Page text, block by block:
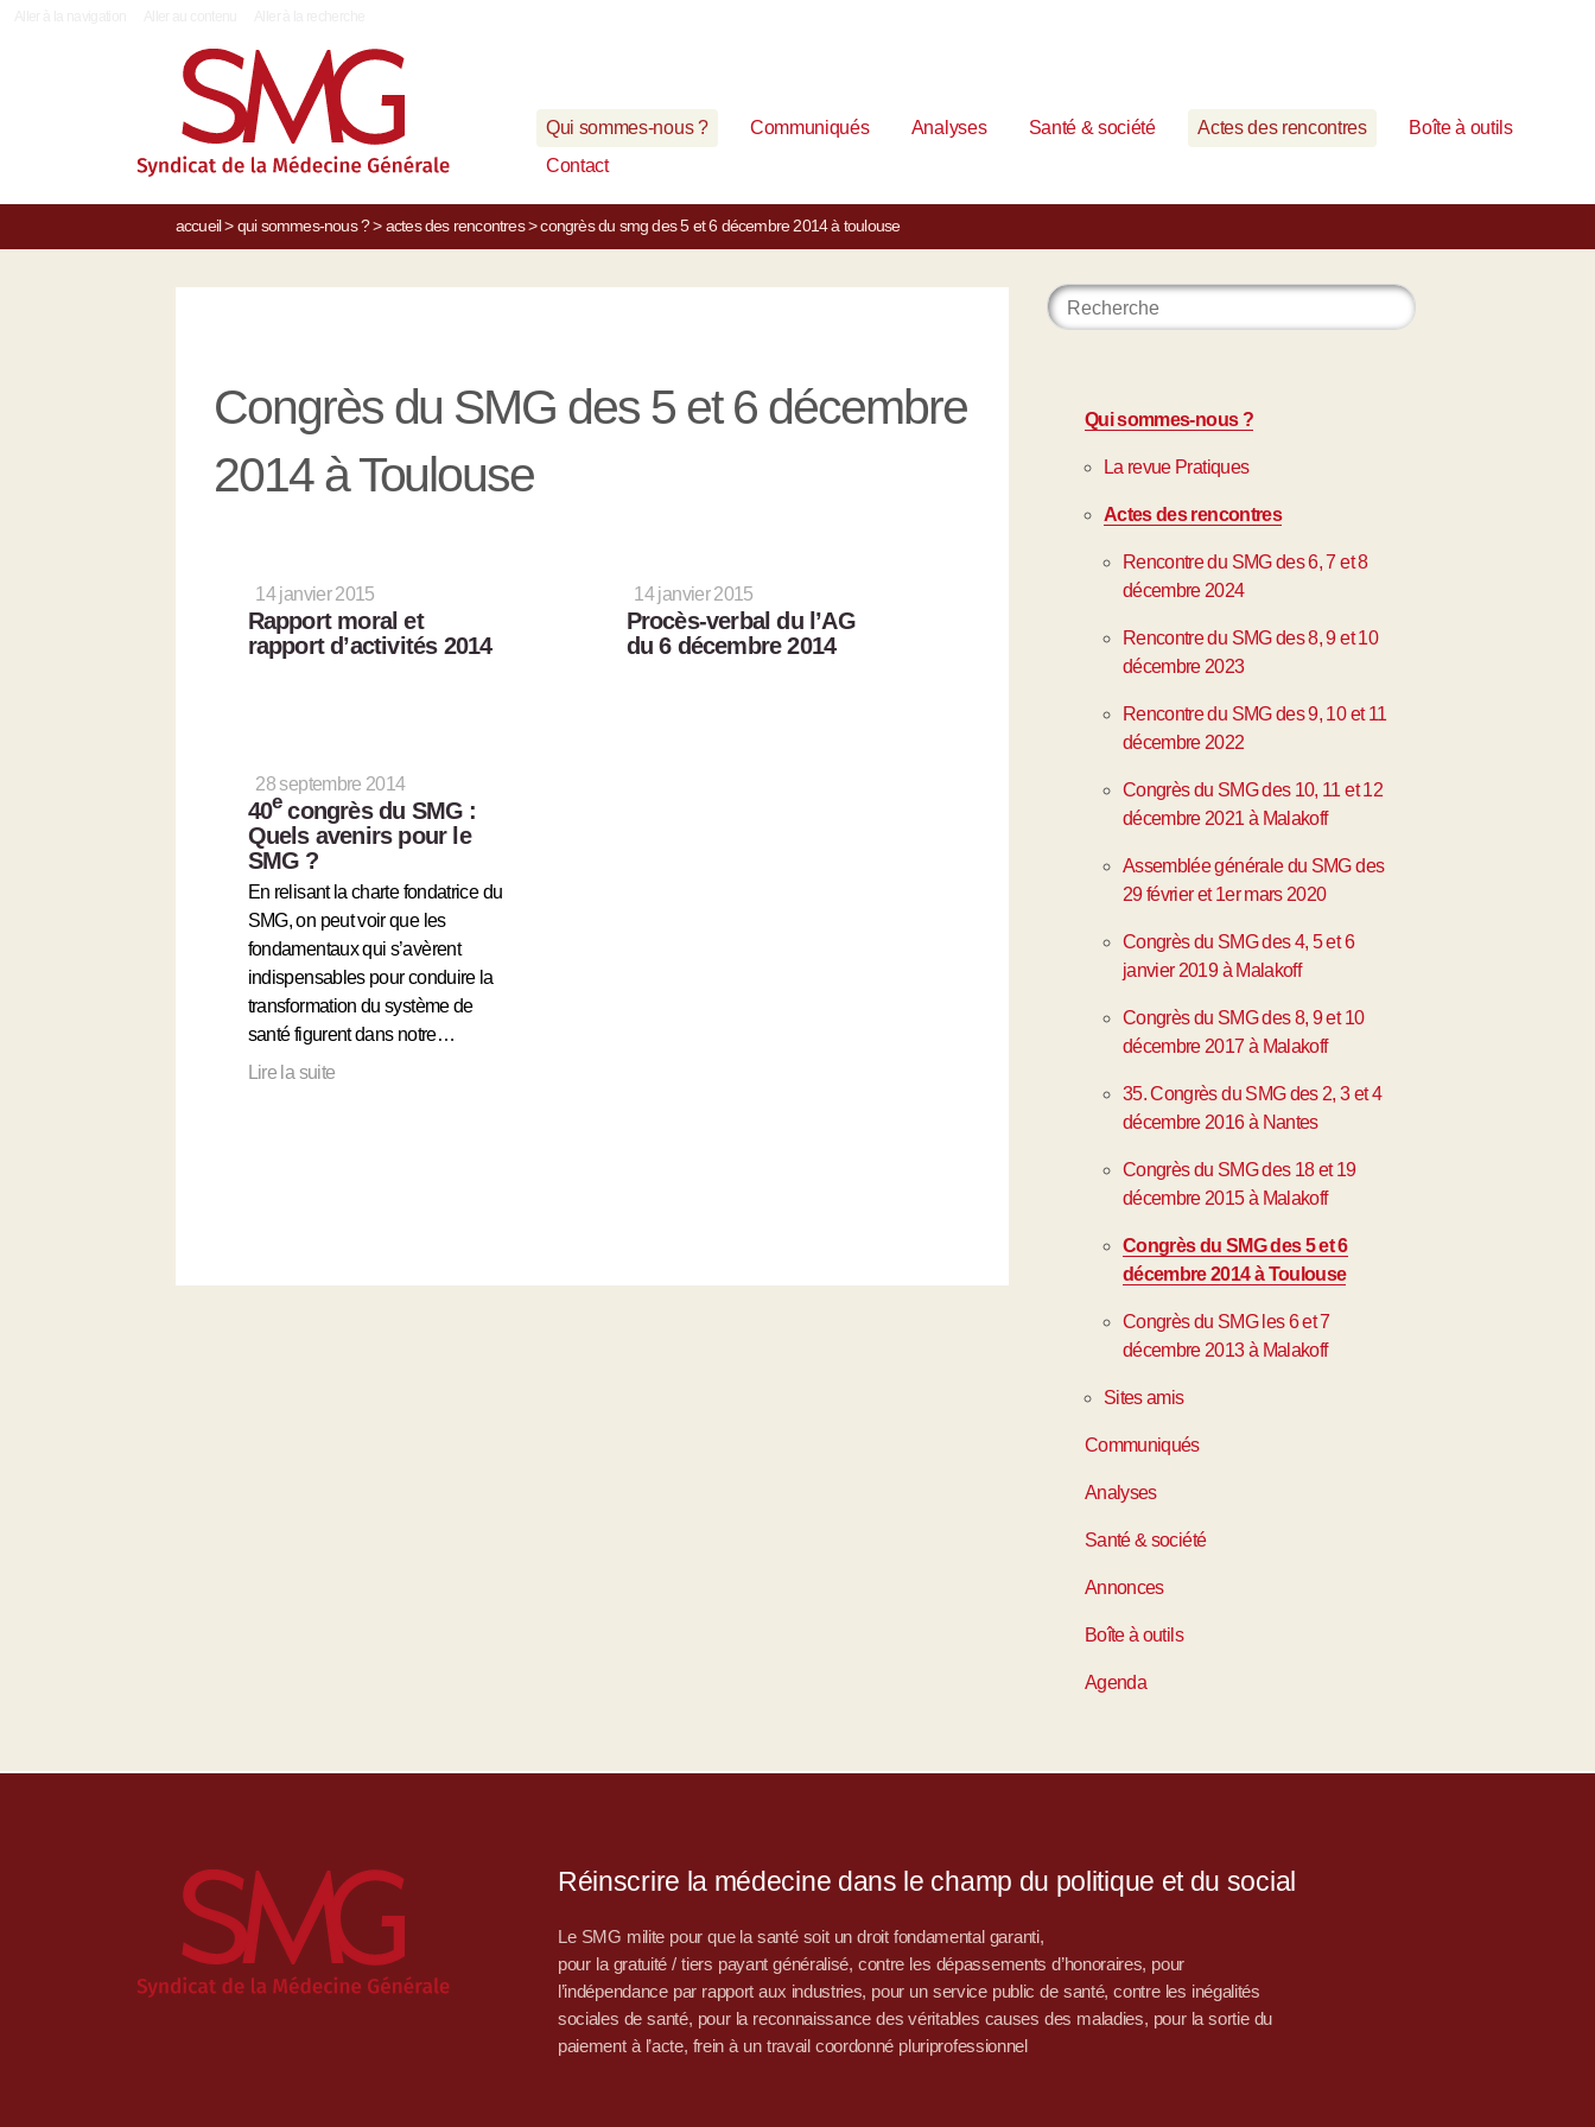
Qui sommes-nous ? Communiqués Analyses Santé & société Actes des rencontres
Boîte à outils
Contact
accueil> qui sommes-nous ?> actes des rencontres> congrès du smg des 5 et 6 décembre 2014 à toulouse
Congrès du SMG des 5 et 6 décembre
2014 à Toulouse
14 janvier 2015
Rapport moral et
rapport d’activités 2014
14 janvier 2015
Procès-verbal du l’AG
du 6 décembre 2014
28 septembre 2014
40econgrès du SMG :
Quels avenirs pour le
SMG ?
En relisant la charte fondatrice du
SMG, on peut voir que les
fondamentaux qui s’avèrent
indispensables pour conduire la
transformation du système de
santé figurent dans notre…
Lire la suite
Qui sommes-nous ?
La revue Pratiques
Actes des rencontres
Rencontre du SMG des 6, 7 et 8
décembre 2024
Rencontre du SMG des 8, 9 et 10
décembre 2023
Rencontre du SMG des 9, 10 et 11
décembre 2022
Congrès du SMG des 10, 11 et 12
décembre 2021 à Malakoff
Assemblée générale du SMG des
29 février et 1er mars 2020
Congrès du SMG des 4, 5 et 6
janvier 2019 à Malakoff
Congrès du SMG des 8, 9 et 10
décembre 2017 à Malakoff
35. Congrès du SMG des 2, 3 et 4
décembre 2016 à Nantes
Congrès du SMG des 18 et 19
décembre 2015 à Malakoff
Congrès du SMG des 5 et 6
décembre 2014 à Toulouse
Congrès du SMG les 6 et 7
décembre 2013 à Malakoff
Sites amis
Communiqués
Analyses
Santé & société
Annonces
Boîte à outils
Agenda
Réinscrire la médecine dans le champ du politique et du social
Le SMG milite pour que la santé soit un droit fondamental garanti,
pour la gratuité / tiers payant généralisé, contre les dépassements d’honoraires, pour
l’indépendance par rapport aux industries, pour un service public de santé, contre les inégalités
sociales de santé, pour la reconnaissance des véritables causes des maladies, pour la sortie du
paiement à l’acte, frein à un travail coordonné pluriprofessionnel